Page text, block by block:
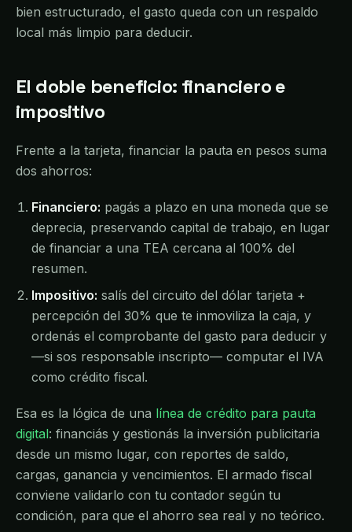
bien estructurado, el gasto queda con un respaldo
local más limpio para deducir.
El doble beneficio: financiero e
impositivo
Frente a la tarjeta, financiar la pauta en pesos suma
dos ahorros:
Financiero: pagás a plazo en una moneda que se
deprecia, preservando capital de trabajo, en lugar
de financiar a una TEA cercana al 100% del
resumen.
Impositivo: salís del circuito del dólar tarjeta +
percepción del 30% que te inmoviliza la caja, y
ordenás el comprobante del gasto para deducir y
—si sos responsable inscripto— computar el IVA
como crédito fiscal.
Esa es la lógica de una línea de crédito para pauta
digital: financiás y gestionás la inversión publicitaria
desde un mismo lugar, con reportes de saldo,
cargas, ganancia y vencimientos. El armado fiscal
conviene validarlo con tu contador según tu
condición, para que el ahorro sea real y no teórico.